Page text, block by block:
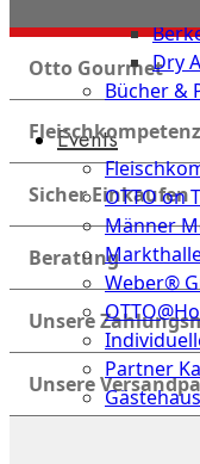
Dry
Bücher &
Events
OTTO on
Männer
Weber®
Partner
Otto Gourmet
Fleischkompetenz
Sicher Einkaufen
Beratung
Unsere
Unsere